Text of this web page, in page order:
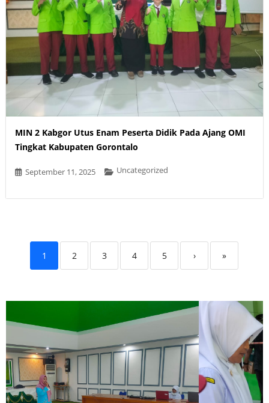
MIN 2 Kabgor Utus Enam Peserta Didik Pada Ajang OMI
Tingkat Kabupaten Gorontalo
September 11, 2025 Uncategorized
1 2 3 4 5 › »